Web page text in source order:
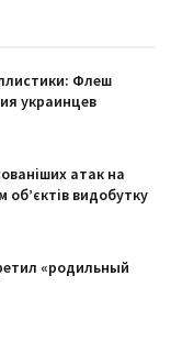
Флеш
украинцев
атак на
видобутку
«родильный